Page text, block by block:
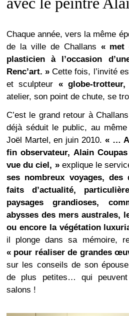
Chaque année, vers la même
de la ville de Challans « met
plasticien à l’occasion
Renc’art. »Cette fois, l’invité
et sculpteur « globe-trotteur,
atelier, son point de chute, se
C’est le grand retour à
déjà séduit le public, au
Joël Martel, en juin 2010. « …
fin observateur, Alain
vue du ciel, » explique le
ses nombreux voyages, des
faits d’actualité,
paysages grandioses,
abysses des mers australes,
ou encore la végétation
il plonge dans sa mémoire,
« pour réaliser de grandes
sur les conseils de son
de plus petites… qui
salons !